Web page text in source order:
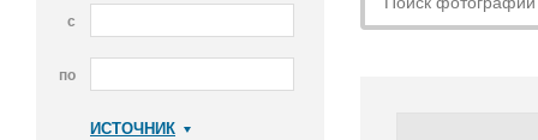
с
по
ИСТОЧНИК